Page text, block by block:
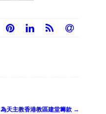
為天主教香港教區建堂籌款 →